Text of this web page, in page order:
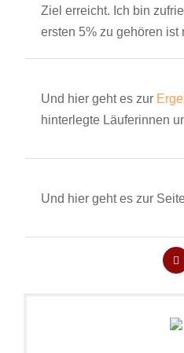
Ziel erreicht. Ich bin
ersten 5% zu gehören ist
Und hier geht es zur
hinterlegte Läuferinnen
Und hier geht es zur